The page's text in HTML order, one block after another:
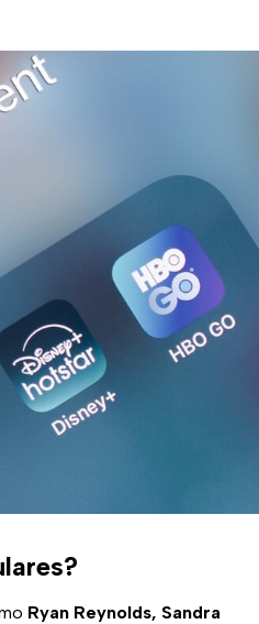
Ryan Reynolds, Sandra